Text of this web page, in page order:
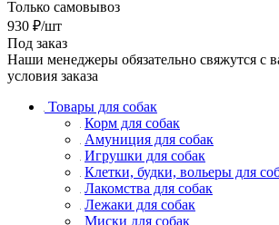
Только самовывоз
930 ₽/шт
Под заказ
Наши менеджеры обязательно свяжутся с
условия заказа
Товары для собак
Корм для собак
Амуниция для собак
Игрушки для собак
Клетки, будки, вольеры для
Лакомства для собак
Лежаки для собак
Миски для собак